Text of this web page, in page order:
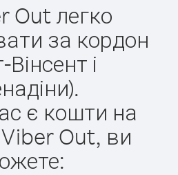
Out легко
за кордон
і
є кошти на
Out, ви